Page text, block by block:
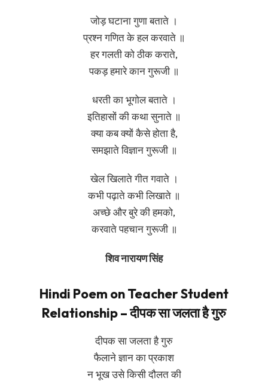
जोड़ घटाना गुणा बताते ।
प्रश्न गणित के हल करवाते ॥
हर गलती को ठीक कराते,
पकड़ हमारे कान गुरूजी ॥
धरती का भूगोल बताते ।
इतिहासों की कथा सुनाते ॥
क्या कब क्यों कैसे होता है,
समझाते विज्ञान गुरूजी ॥
खेल खिलाते गीत गवाते ।
कभी पढ़ाते कभी लिखाते ॥
अच्छे और बुरे की हमको,
करवाते पहचान गुरूजी ॥
शिव नारायण सिंह
Hindi Poem on Teacher Student
Relationship – दीपक सा जलता है गुरु
दीपक सा जलता है गुरु
फैलाने ज्ञान का प्रकाश
न भूख उसे किसी दौलत की